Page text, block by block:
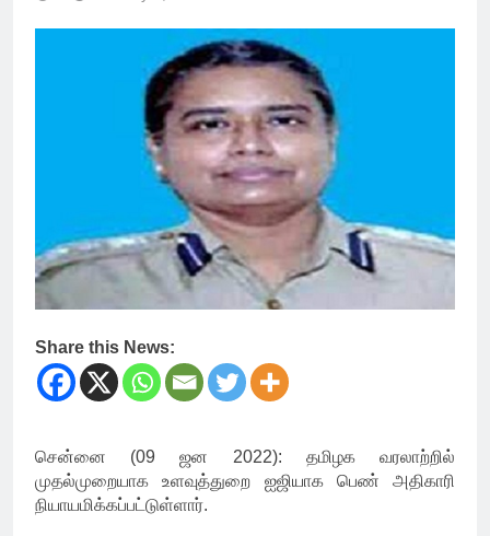
Share this News:
சென்னை (09 ஜன 2022): தமிழக வரலாற்றில்
முதல்முறையாக உளவுத்துறை ஐஜியாக பெண் அதிகாரி
நியாயமிக்கப்பட்டுள்ளார்.